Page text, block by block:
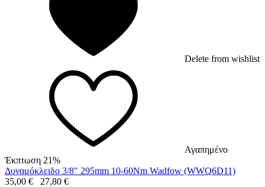
Delete from wishlist
Αγαπημένο
Έκπτωση 21%
Δυναμόκλειδο 3/8" 295mm 10-60Nm Wadfow (WWQ6D11)
35,00 € 27,80 €